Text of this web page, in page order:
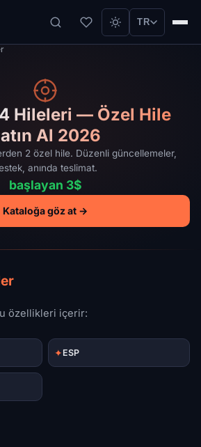
TR
Hileleri — Özel Hile
Al 2026
2 özel hile. Düzenli güncellemeler,
anında teslimat.
başlayan 3$
Kataloğa göz at →
özellikleri içerir:
✦ESP